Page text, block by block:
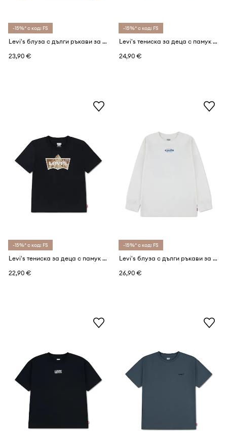
-15%* с код: FS
Levi's блуза с дълги ръкави за деца с памук GRAPHIC TEE SHIRT
23,90 €
-15%* с код: FS
Levi's тениска за деца с памук BIG STRIPE TEE
24,90 €
-15%* с код: FS
Levi's тениска за деца с памук TALLEST PEAK BATWING TEE
22,90 €
-15%* с код: FS
Levi's блуза с дълги ръкави за деца с памук HERITAGE LOGOS TEE
26,90 €